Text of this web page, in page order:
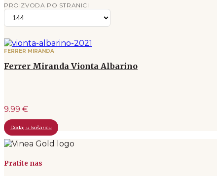
PROIZVODA PO STRANICI
FERRER MIRANDA
Ferrer Miranda Vionta Albarino
9.99 €
Dodaj u košaricu
Pratite nas